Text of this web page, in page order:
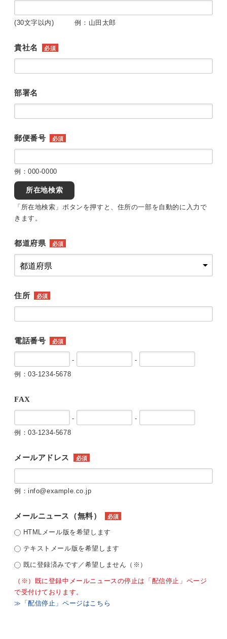
(30文字以内) 例：山田太郎
貴社名 必須
部署名
郵便番号 必須
例：000-0000
所在地検索
「所在地検索」ボタンを押すと、住所の一部を自動的に入力で
きます。
都道府県 必須
住所 必須
電話番号 必須
-
-
例：03-1234-5678
FAX
-
-
例：03-1234-5678
メールアドレス 必須
例：info@example.co.jp
メールニュース（無料） 必須
HTMLメール版を希望します
テキストメール版を希望します
既に登録済みです／希望しません（※）
（※）既に登録中メールニュースの停止は「配信停止」ページ
で受付けております。
≫「配信停止」ページはこちら